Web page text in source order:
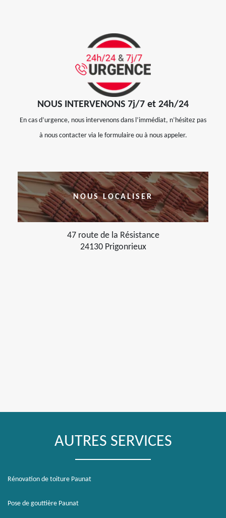
NOUS INTERVENONS 7j/7 et 24h/24
En cas d’urgence, nous intervenons dans l’immédiat, n’hésitez pas
à nous contacter via le formulaire ou à nous appeler.
NOUS LOCALISER
47 route de la Résistance
24130 Prigonrieux
AUTRES SERVICES
Rénovation de toiture Paunat
Pose de gouttière Paunat